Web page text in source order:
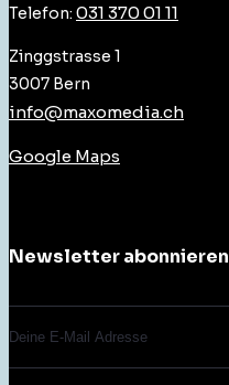
Telefon: 031 370 01 11
Zinggstrasse 1
3007 Bern
info@maxomedia.ch
Google Maps
Newsletter abonnieren